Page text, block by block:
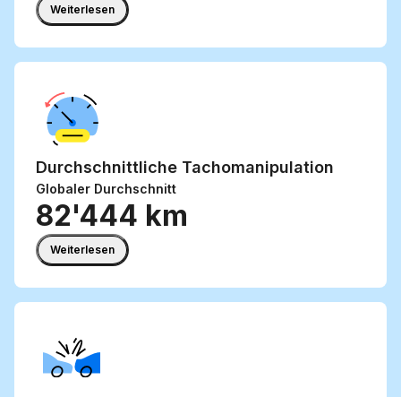
Weiterlesen
Durchschnittliche Tachomanipulation
Globaler Durchschnitt
82'444 km
Weiterlesen